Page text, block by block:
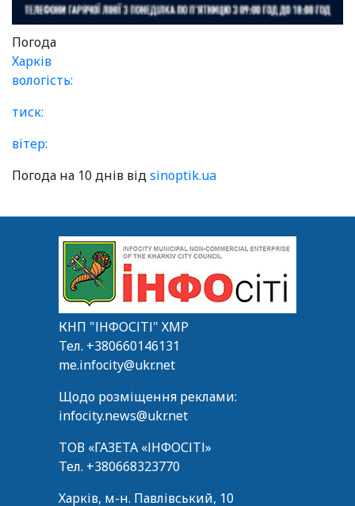
Погода
Харків
вологість:
тиск:
вітер:
Погода на 10 днів відsinoptik.ua
КНП "ІНФОСІТІ" ХМР
Тел. +380660146131
me.infocity@ukr.net
Щодо розміщення реклами:
infocity.news@ukr.net
ТОВ «ГАЗЕТА «ІНФОСІТІ»
Тел. +380668323770
Харків, м-н. Павлівський, 10